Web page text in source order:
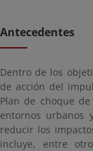
Antecedentes
Dentro de los
de acción del
Plan de choque
entornos urbanos
reducir los
incluye, entre